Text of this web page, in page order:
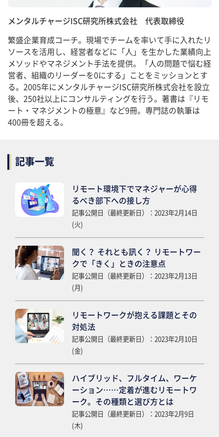
メンタルチャージISC研究所株式会社 代表取締役
繁盛企業育成コーチ。現場でチームを率いて手に入れたリ
ソースを活用し、経営者などに「人」を生かした業績向上
メソッドやマネジメント手法を提供。「人の問題で悩む経
営者、組織のリーダーを0にする」ことをミッションとす
る。2005年にメンタルチャージISC研究所株式会社を設立
後、250社以上にコンサルティングを行う。著書は『リモ
ート・マネジメントの極意』など9冊。専門誌の執筆は
400冊を超える。
記事一覧
リモート環境下でマネジャーが心得
るべき部下への接し方
記事公開日（最終更新日）：2023年2月14日
(火)
聞く？ それとも訊く？ リモートワー
クで「きく」ときの注意点
記事公開日（最終更新日）：2023年2月13日
(月)
リモートワークが抱える課題とその
対処法
記事公開日（最終更新日）：2023年2月10日
(金)
ハイブリッド、フルタイム、ワーケ
ーション……定着が進むリモートワ
ーク。その種類と選び方とは
記事公開日（最終更新日）：2023年2月9日
(木)